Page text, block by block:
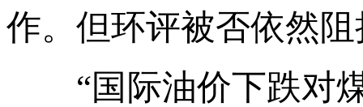
作。但环评被否依然
“国际油价下跌对煤